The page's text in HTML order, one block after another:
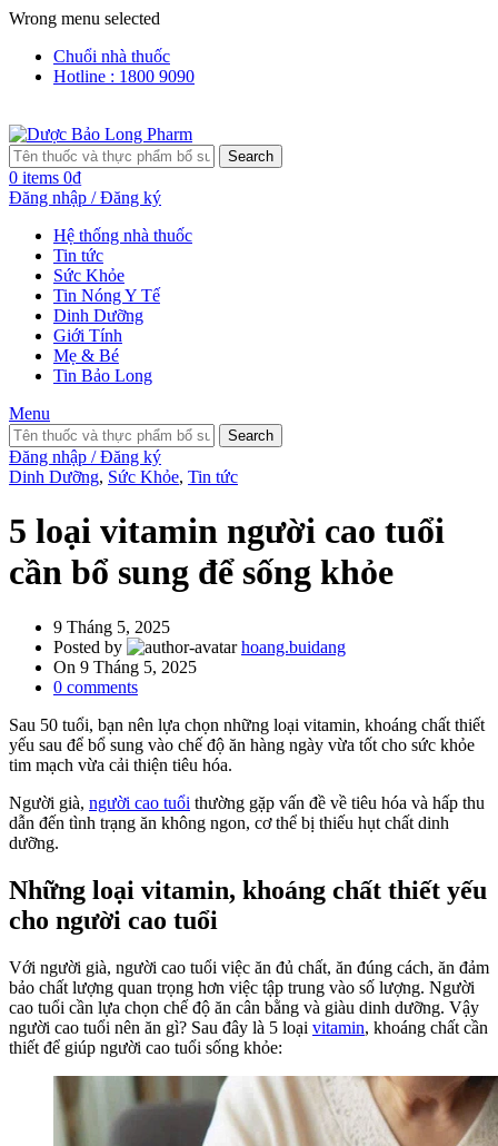
Wrong menu selected
Chuổi nhà thuốc
Hotline : 1800 9090
Search
0 items 0₫
Đăng nhập / Đăng ký
Hệ thống nhà thuốc
Tin tức
Sức Khỏe
Tin Nóng Y Tế
Dinh Dưỡng
Giới Tính
Mẹ & Bé
Tin Bảo Long
Menu
Search
Đăng nhập / Đăng ký
Dinh Dưỡng, Sức Khỏe, Tin tức
5 loại vitamin người cao tuổi
cần bổ sung để sống khỏe
9 Tháng 5, 2025
Posted by
hoang.buidang
On 9 Tháng 5, 2025
0 comments
Sau 50 tuổi, bạn nên lựa chọn những loại vitamin, khoáng chất thiết
yếu sau để bổ sung vào chế độ ăn hàng ngày vừa tốt cho sức khỏe
tim mạch vừa cải thiện tiêu hóa.
Người già, người cao tuổi thường gặp vấn đề về tiêu hóa và hấp thu
dẫn đến tình trạng ăn không ngon, cơ thể bị thiếu hụt chất dinh
dưỡng.
Những loại vitamin, khoáng chất thiết yếu
cho người cao tuổi
Với người già, người cao tuổi việc ăn đủ chất, ăn đúng cách, ăn đảm
bảo chất lượng quan trọng hơn việc tập trung vào số lượng. Người
cao tuổi cần lựa chọn chế độ ăn cân bằng và giàu dinh dưỡng. Vậy
người cao tuổi nên ăn gì? Sau đây là 5 loại vitamin, khoáng chất cần
thiết để giúp người cao tuổi sống khỏe: